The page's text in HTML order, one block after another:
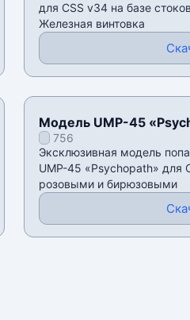
для CSS v34 на базе
Железная винтовка
Модель UMP-45
756
Эксклюзивная модель
UMP-45 «Psychopath» для
розовыми и бирюзовыми